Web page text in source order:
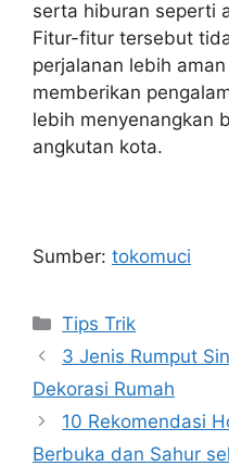
serta hiburan seperti
Fitur-fitur tersebut
perjalanan lebih
memberikan
lebih menyenangkan
angkutan kota.
Sumber: tokomuci
Categories
Tips Trik
3 Jenis Rumput
Dekorasi Rumah
10 Rekomendasi
Berbuka dan Sahur